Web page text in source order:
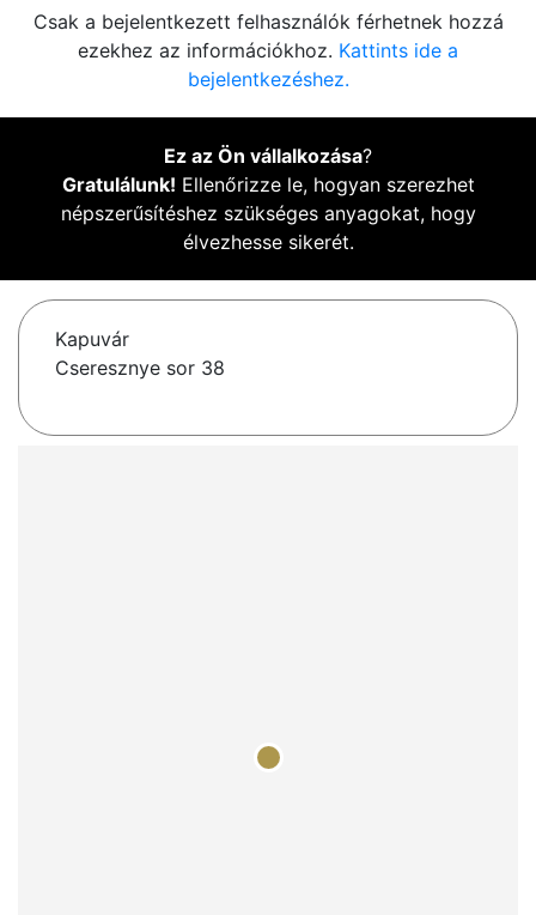
Csak a bejelentkezett felhasználók férhetnek hozzá
ezekhez az információkhoz. Kattints ide a
bejelentkezéshez.
Ez az Ön vállalkozása?
Gratulálunk! Ellenőrizze le, hogyan szerezhet
népszerűsítéshez szükséges anyagokat, hogy
élvezhesse sikerét.
Kapuvár
Cseresznye sor 38